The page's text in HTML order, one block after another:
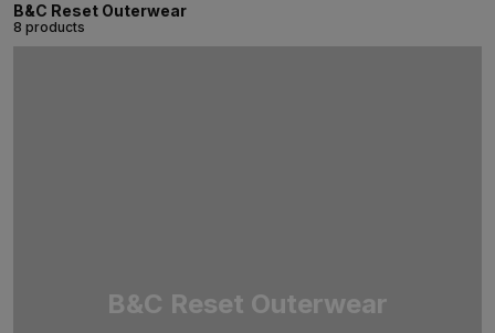
B&C Reset Outerwear
8 products
B&C Reset Outerwear